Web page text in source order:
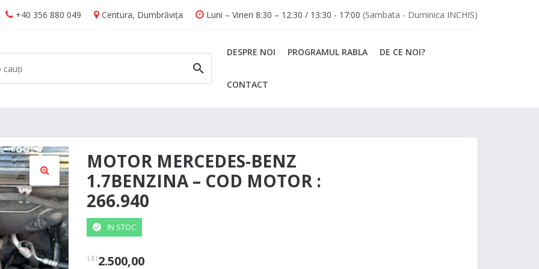
+40 356 880 049 Centura, Dumbrăvița Luni – Vineri 8:30 – 12:30 / 13:30 - 17:00 (Sambata - Duminica INCHIS)
CAUTĂ
DESPRE NOI PROGRAMUL RABLA DE CE NOI?
CONTACT
🔍
MOTOR MERCEDES-BENZ
1.7BENZINA – COD MOTOR :
266.940
IN STOC
LEI2.500,00